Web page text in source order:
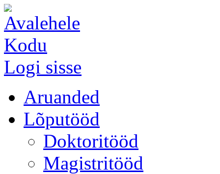
Kodu
Logi sisse
Aruanded
Lõputööd
Doktoritööd
Magistritööd